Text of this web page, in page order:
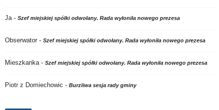
Ja- Szef miejskiej spółki odwołany. Rada wyłoniła nowego prezesa
Obserwator - Szef miejskiej spółki odwołany. Rada wyłoniła nowego prezesa
Mieszkanka- Szef miejskiej spółki odwołany. Rada wyłoniła nowego prezesa
Piotr z Domiechowic - Burzliwa sesja rady gminy